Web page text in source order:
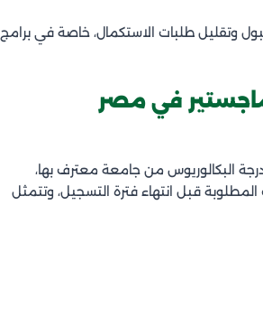
وتقليل طلبات الاستكمال، خاصة في برامج
في مصر
البكالوريوس من جامعة معترف بها،
قبل انتهاء فترة التسجيل، وتتمثل